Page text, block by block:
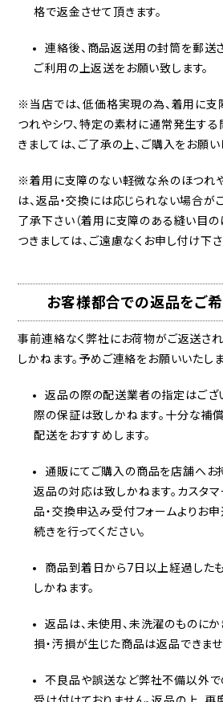
格で返金させて頂きます。
連絡後、商品返送用の封筒を郵送
ご利用の上返送をお願い致します。
※当店では、低価格実現の為、着用に
つれやシワ、特定の素材に通常発生する
きましては、ご了承の上、ご購入をお願い
※着用に支障のない軽微な糸のほつれ
は、返品・交換には応じられない場合が
了承下さい（着用に支障のある縫い目の
つきましては、ご遠慮なくお申し付け下さ
お客様都合での返品をご
事前連絡なく弊社にお荷物がご返送さ
しかねます。予めご連絡をお願いいたしま
返品の際の配送業者の指定はござ
際の保証は致しかねます。十分な補
配送をおすすめします。
通販にてご購入の商品を店舗へお
返品の対応は致しかねます。カスタ
品・交換申込み受付フォームよりお
続きを行ってください。
商品到着日から7日以上経過した
しかねます。
返品は、未使用、未洗濯のものにか
損・汚損が生じた商品は返品できませ
不良品や誤送など弊社不備以外